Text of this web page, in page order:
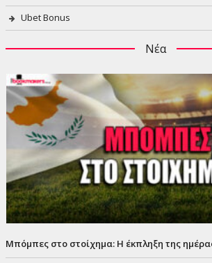
Ubet Bonus
Νέα
Μπόμπες στο στοίχημα: Η έκπληξη της